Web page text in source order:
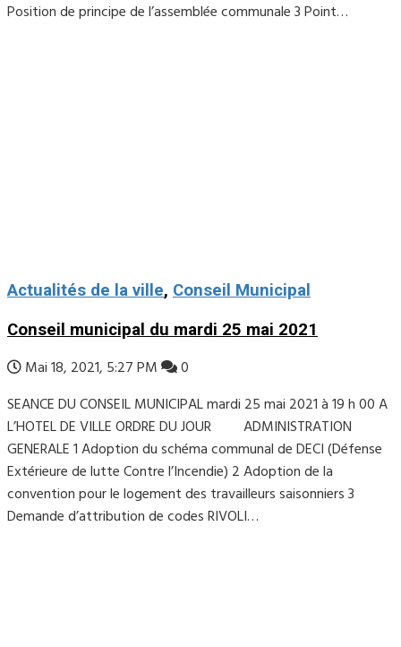
Position de principe de l’assemblée communale 3 Point…
Actualités de la ville, Conseil Municipal
Conseil municipal du mardi 25 mai 2021
Mai 18, 2021, 5:27 PM
0
SEANCE DU CONSEIL MUNICIPAL mardi 25 mai 2021 à 19 h 00 A
L’HOTEL DE VILLE ORDRE DU JOUR ADMINISTRATION
GENERALE 1 Adoption du schéma communal de DECI (Défense
Extérieure de lutte Contre l’Incendie) 2 Adoption de la
convention pour le logement des travailleurs saisonniers 3
Demande d’attribution de codes RIVOLI…